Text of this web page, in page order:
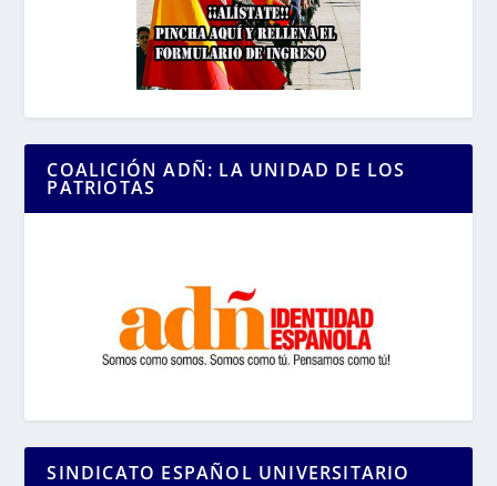
COALICIÓN ADÑ: LA UNIDAD DE LOS
PATRIOTAS
SINDICATO ESPAÑOL UNIVERSITARIO